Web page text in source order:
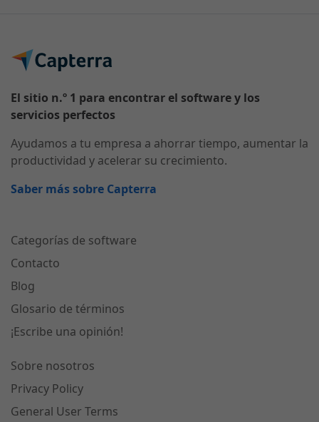
El sitio n.º 1 para encontrar el software y los
servicios perfectos
Ayudamos a tu empresa a ahorrar tiempo, aumentar la
productividad y acelerar su crecimiento.
Saber más sobre Capterra
Categorías de software
Contacto
Blog
Glosario de términos
¡Escribe una opinión!
Sobre nosotros
Privacy Policy
General User Terms